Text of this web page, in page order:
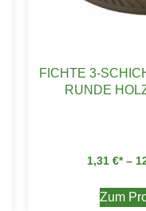
FICHTE 3-
RUNDE
1,31 € –
Zum